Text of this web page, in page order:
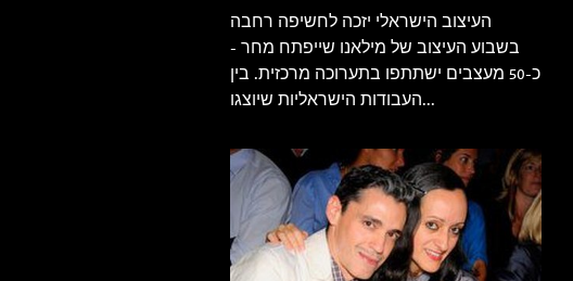
העיצוב הישראלי יזכה לחשיפה רחבה
בשבוע העיצוב של מילאנו שייפתח מחר -
כ-50 מעצבים ישתתפו בתערוכה מרכזית. בין
העבודות הישראליות שיוצגו...